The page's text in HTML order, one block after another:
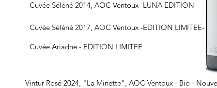
Cuvée Séléné 2014, AOC Ventoux -LUNA EDITION-
Cuvée Séléné 2017, AOC Ventoux -EDITION LIMITEE-
Cuvée Ariadne - EDITION LIMITEE
Vintur Rosé 2024, "La Minette", AOC Ventoux - Bio -